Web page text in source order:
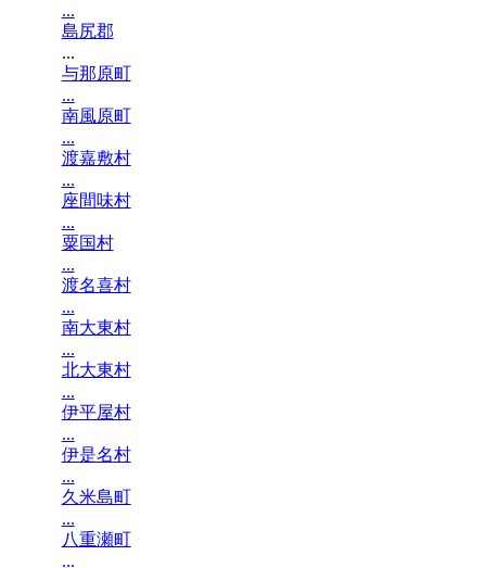
...
島尻郡
...
与那原町
...
南風原町
...
渡嘉敷村
...
座間味村
...
粟国村
...
渡名喜村
...
南大東村
...
北大東村
...
伊平屋村
...
伊是名村
...
久米島町
...
八重瀬町
...